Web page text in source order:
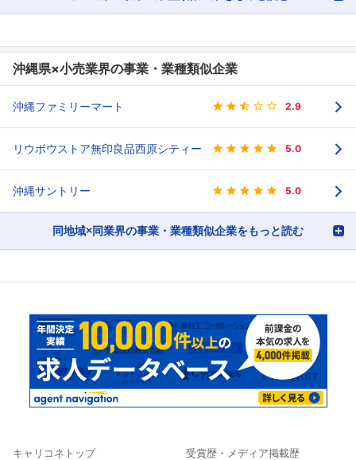
沖縄県×小売業界の事業・業種類似企業
沖縄ファミリーマート 2.9
リウボウストア無印良品西原シティー 5.0
沖縄サントリー 5.0
同地域×同業界の事業・業種類似企業をもっと読む
キャリコネトップ 受賞歴・メディア掲載歴